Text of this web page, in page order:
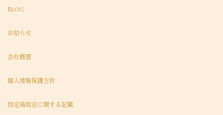
Blog
お知らせ
会社概要
個人情報保護方針
特定商取法に関する記載